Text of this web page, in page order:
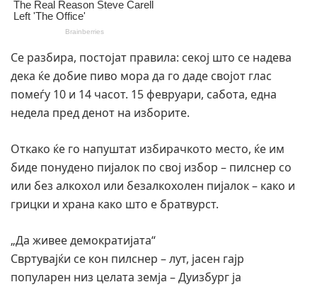
Се разбира, постојат правила: секој што се надева
дека ќе добие пиво мора да го даде својот глас
помеѓу 10 и 14 часот. 15 февруари, сабота, една
недела пред денот на изборите.
Откако ќе го напуштат избирачкото место, ќе им
биде понудено пијалок по свој избор – пилснер со
или без алкохол или безалкохолен пијалок – како и
грицки и храна како што е братвурст.
„Да живее демократијата“
Свртувајќи се кон пилснер – лут, јасен гајр
популарен низ целата земја – Дуизбург ја